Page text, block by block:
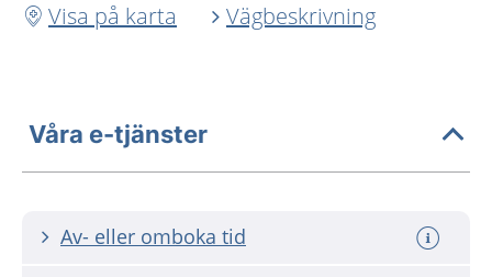
Visa på karta
Vägbeskrivning
Våra e-tjänster
Av- eller omboka tid